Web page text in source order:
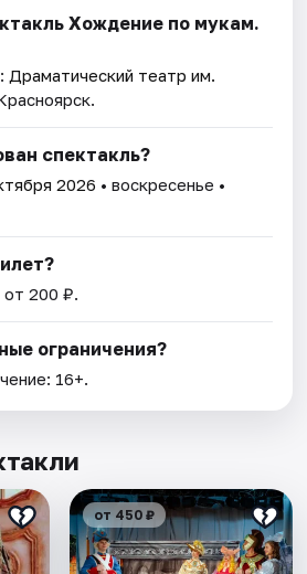
Хождение по мукам.
Драматический театр им.
спектакль?
2026 • воскресенье •
от 200 ₽.
ограничения?
16+.
от 450 ₽